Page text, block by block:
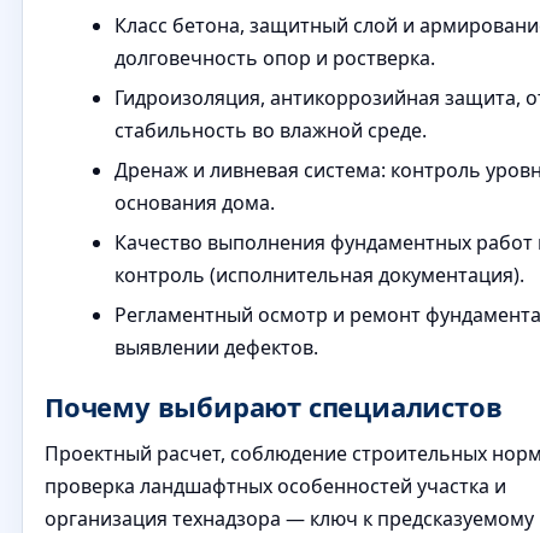
Класс бетона, защитный слой и
долговечность опор и ростверка.
Гидроизоляция, антикоррозийная защита,
стабильность во влажной среде.
Дренаж и ливневая система: контроль
основания дома.
Качество выполнения фундаментных работ
контроль (исполнительная документация).
Регламентный осмотр и ремонт
выявлении дефектов.
Почему выбирают специалистов
Проектный расчет, соблюдение строительных
проверка ландшафтных особенностей участка и
организация технадзора — ключ к предсказуемому